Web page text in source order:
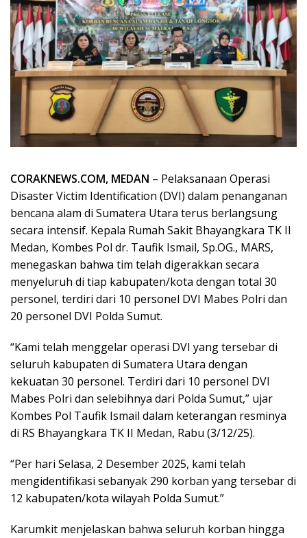
CORAKNEWS.COM, MEDAN – Pelaksanaan Operasi
Disaster Victim Identification (DVI) dalam penanganan
bencana alam di Sumatera Utara terus berlangsung
secara intensif. Kepala Rumah Sakit Bhayangkara TK II
Medan, Kombes Pol dr. Taufik Ismail, Sp.OG., MARS,
menegaskan bahwa tim telah digerakkan secara
menyeluruh di tiap kabupaten/kota dengan total 30
personel, terdiri dari 10 personel DVI Mabes Polri dan
20 personel DVI Polda Sumut.
“Kami telah menggelar operasi DVI yang tersebar di
seluruh kabupaten di Sumatera Utara dengan
kekuatan 30 personel. Terdiri dari 10 personel DVI
Mabes Polri dan selebihnya dari Polda Sumut,” ujar
Kombes Pol Taufik Ismail dalam keterangan resminya
di RS Bhayangkara TK II Medan, Rabu (3/12/25).
“Per hari Selasa, 2 Desember 2025, kami telah
mengidentifikasi sebanyak 290 korban yang tersebar di
12 kabupaten/kota wilayah Polda Sumut.”
Karumkit menjelaskan bahwa seluruh korban hingga